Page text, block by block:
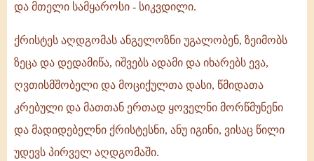
და მთელი სამყაროსი - სიკვდილი.
ქრისტეს აღდგომას ანგელოზნი უგალობენ, ზეიმობს
ზეცა და დედამიწა, იშვებს ადამი და იხარებს ევა,
ღვთისმშობელი და მოციქულთა დასი, წმიდათა
კრებული და მათთან ერთად ყოველნი მორწმუნენი
და მადიდებელნი ქრისტესნი, ანუ იგინი, ვისაც წილი
უდევს პირველ აღდგომაში.